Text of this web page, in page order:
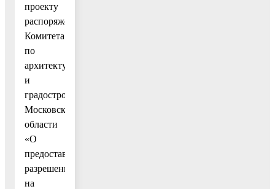
проекту
распоряжения
Комитета
по
архитектуре
и
градостроительству
Московской
области
«О
предоставлении
разрешения
на